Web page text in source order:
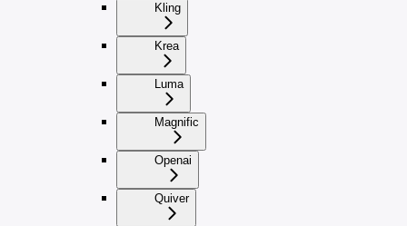
Kling
Krea
Luma
Magnific
Openai
Quiver